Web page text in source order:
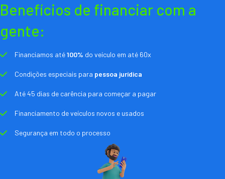
Benefícios de financiar com a
gente:
Financiamos até100% do veículo em até 60x
Condições especiais para pessoa jurídica
Até 45 dias de carência para começar a pagar
Financiamento de veículos novos e usados
Segurança em todo o processo